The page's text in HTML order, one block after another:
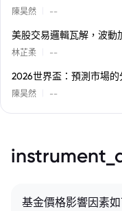
陳昊然 --
美股交易邏輯瓦解，波動
林芷柔 --
2026世界盃：預測市場
陳昊然 --
基金價格影響因素